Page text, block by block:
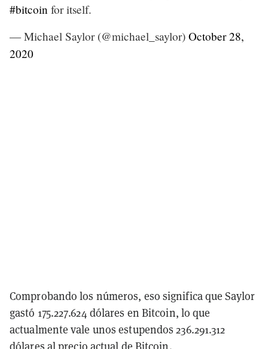
#bitcoin for itself.
— Michael Saylor (@michael_saylor) October 28,
2020
Comprobando los números, eso significa que Saylor
gastó 175.227.624 dólares en Bitcoin, lo que
actualmente vale unos estupendos 236.291.312